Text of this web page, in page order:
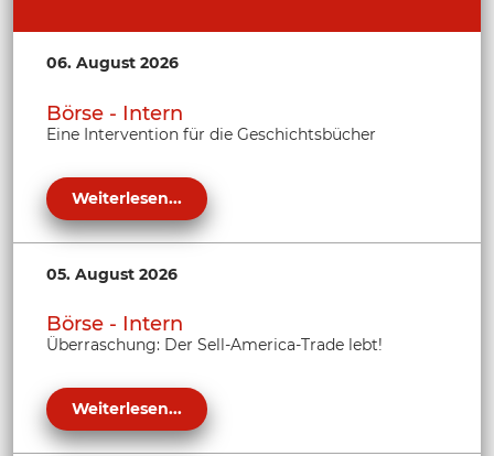
06. August 2026
Börse - Intern
Eine Intervention für die Geschichtsbücher
Weiterlesen...
05. August 2026
Börse - Intern
Überraschung: Der Sell-America-Trade lebt!
Weiterlesen...